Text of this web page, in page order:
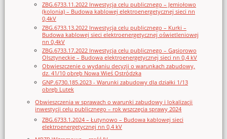
ZBG.6733.11.2022 Inwestycja celu publicznego – Jemiołowo
(kolonia) – Budowa kablowej elektroenergetycznej sieci nn
0,4kV
ZBG.6733.13.2022 Inwestycja celu publicznego – Kurki –
Budowa kablowej sieci elektroenergetycznej oświetleniowej
nn 0,4kV
ZBG.6733.17.2022 Inwestycja celu publicznego – Gąsiorowo
Olsztyneckie – Budowa elektroenergetycznej sieci nn 0,4 kV
Obwieszczenie o wydaniu decyzji o warunkach zabudowy,
dz. 41/10 obręb Nowa Wieś Ostródzka
GNP.6730.185.2023 - Warunki zabudowy dla działki 1/13
obręb Lutek
Obwieszczenia w sprawach o warunki zabudowy i lokalizacji
inwestycji celu publicznego – rok wszczęcia sprawy 2024
ZBG.6733.1.2024 – Łutynowo – Budowa kablowej sieci
elektroenergetycznej nn 0,4 kV